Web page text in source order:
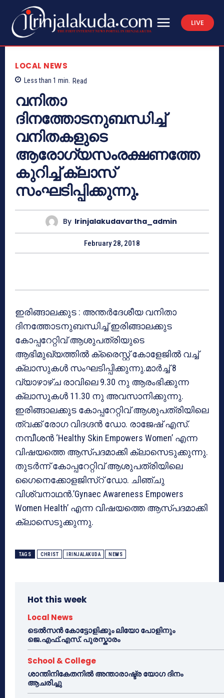
LIVE
LOCAL NEWS
Less than 1 min. Read
വനിതാ
ദിനത്തോടനുബന്ധിച്ച്
വനിതകളുടെ
ആരോഗ്യസംരക്ഷണത്തേ
കുറിച്ച് ക്ലാസ്
സംഘടിപ്പിക്കുന്നു.
By Irinjalakudavartha_admin
February 28, 2018
ഇരിങ്ങാലക്കുട : അന്തര്‍ദേശീയ വനിതാ
ദിനത്തോടനുബന്ധിച്ച് ഇരിങ്ങാലക്കുട
കോപ്പറേറ്റിവ് ആശുപത്രിയുടെ
ആഭിമുഖ്യത്തില്‍ ക്രൈസ്റ്റ് കോളേജില്‍ വച്ച്
ക്ലാസുകള്‍ സംഘടിപ്പിക്കുന്നു.മാര്‍ച്ച് 8
വ്യാഴാഴ്ച രാവിലെ 9.30 നു ആരംഭിക്കുന്ന
ക്ലാസുകള്‍ 11.30 നു അവസാനിക്കുന്നു.
ഇരിങ്ങാലക്കുട കോപ്പറേറ്റിവ് ആശുപത്രിയിലെ
ത്വക്ക് രോഗ വിദഗ്ദന്‍ ഡോ. രാജേഷ് എസ്.
നമ്പീശന്‍ ‘Healthy Skin Empowers Women’ എന്ന
വിഷയത്തെ ആസ്പദമാക്കി ക്ലാസെടുക്കുന്നു.
തുടര്‍ന്ന് കോപ്പറേറ്റിവ് ആശുപത്രിയിലെ
ഗൈനെക്കോളജിസ്‌റ് ഡോ. ചിഞ്ചു
വിശ്വനാഥന്‍.’Gynaec Awareness Empowers
Women Health’ എന്ന വിഷയത്തെ ആസ്പദമാക്കി
ക്ലാസെടുക്കുന്നു.
TAGS CHRIST IRINJALAKUDA NEWS
Hot this week
Local News
ടെൽസൻ കോട്ടോളിക്കും ലിയോ പോളിനും
ജെ.എഫ്.എസ്. പുരസ്കാരം
School & College
ശാന്തിനികേതനിൽ അന്താരാഷ്ട്ര യോഗ ദിനം
ആചരിച്ചു